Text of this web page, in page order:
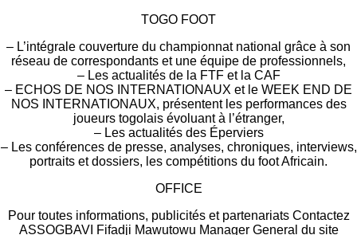
TOGO FOOT
– L’intégrale couverture du championnat national grâce à son
réseau de correspondants et une équipe de professionnels,
– Les actualités de la FTF et la CAF
– ECHOS DE NOS INTERNATIONAUX et le WEEK END DE
NOS INTERNATIONAUX, présentent les performances des
joueurs togolais évoluant à l’étranger,
– Les actualités des Éperviers
– Les conférences de presse, analyses, chroniques, interviews,
portraits et dossiers, les compétitions du foot Africain.
OFFICE
Pour toutes informations, publicités et partenariats Contactez
ASSOGBAVI Fifadji Mawutowu Manager General du site